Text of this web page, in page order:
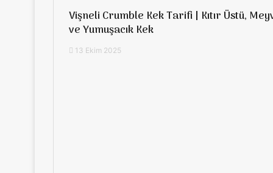
Vişneli Crumble Kek Tarifi | Kıtır Üstü,
ve Yumuşacık Kek
13 Ekim 2025